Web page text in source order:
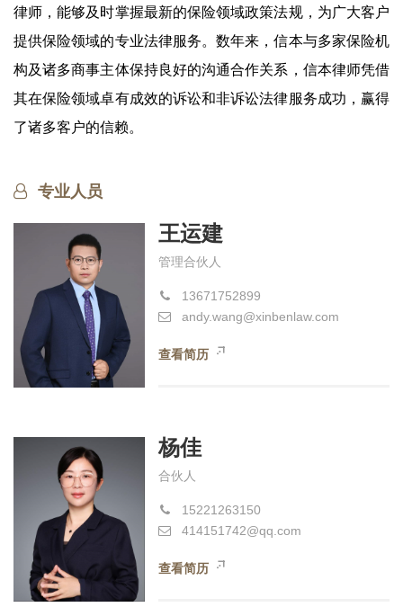
律师，能够及时掌握最新的保险领域政策法规，为广大客户
提供保险领域的专业法律服务。数年来，信本与多家保险机
构及诸多商事主体保持良好的沟通合作关系，信本律师凭借
其在保险领域卓有成效的诉讼和非诉讼法律服务成功，赢得
了诸多客户的信赖。
专业人员
王运建
管理合伙人
13671752899
andy.wang@xinbenlaw.com
查看简历
杨佳
合伙人
15221263150
414151742@qq.com
查看简历